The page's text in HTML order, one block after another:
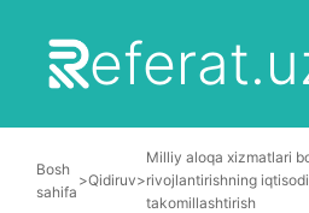
Bosh
sahifa
>Qidiruv>
Milliy aloqa xizmatlari
rivojlantirishning
takomillashtirish